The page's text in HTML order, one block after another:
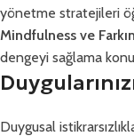
yönetme stratejileri
Mindfulness ve
dengeyi sağlama
Duygusal